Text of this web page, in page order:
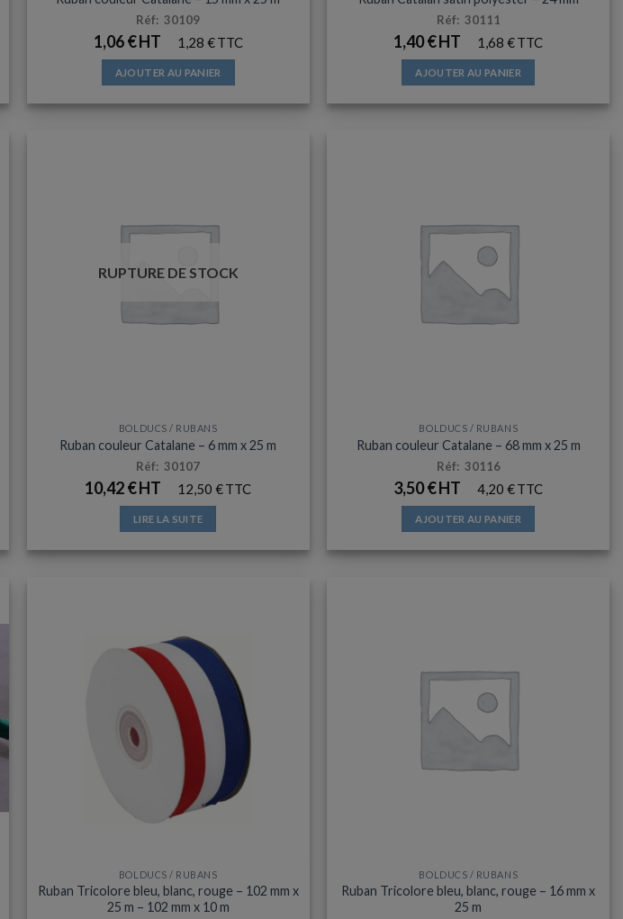
Réf: 30109
1,06€ 1,28 €
AJOUTER AU PANIER
Réf: 30111
1,40€ 1,68€
AJOUTER AU PANIER
RUPTURE DE STOCK
BOLDUCS / RUBANS
Ruban couleur Catalane – 6 mm x 25 m
Réf: 30107
10,42€ 12,50€
LIRE LA SUITE
BOLDUCS / RUBANS
Ruban couleur Catalane – 68 mm x 25 m
Réf: 30116
3,50€ 4,20€
AJOUTER AU PANIER
BOLDUCS / RUBANS
Ruban Tricolore bleu, blanc, rouge – 102 mm x
25 m – 102 mm x 10 m
BOLDUCS / RUBANS
Ruban Tricolore bleu, blanc, rouge – 16 mm x
25 m